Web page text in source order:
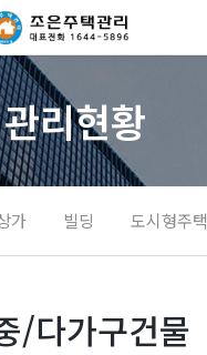
관리현황
가 빌딩 도시형주택
/다가구건물